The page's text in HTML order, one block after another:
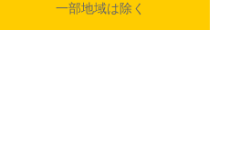
一部地域は除く